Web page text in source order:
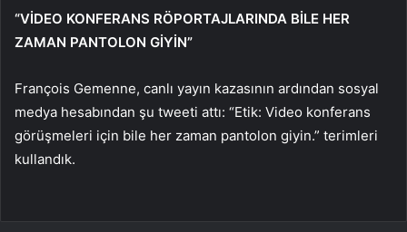
“VİDEO KONFERANS RÖPORTAJLARINDA BİLE HER
ZAMAN PANTOLON GİYİN”
François Gemenne, canlı yayın kazasının ardından sosyal
medya hesabından şu tweeti attı: “Etik: Video konferans
görüşmeleri için bile her zaman pantolon giyin.” terimleri
kullandık.